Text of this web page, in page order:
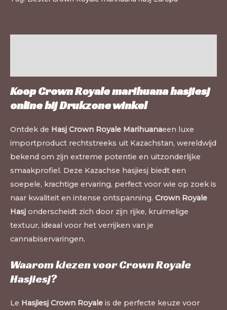
Koop Crown Royale marihuana hasjiesj
online bijDrukzone winkel
Ontdek de Hasj Crown Royale Marihuanaeen luxe
importproduct rechtstreeks uit Kazachstan, wereldwijd
bekend om zijn extreme potentie en uitzonderlijke
smaakprofiel. Deze Kazachse hasjiesj biedt een
soepele, krachtige ervaring, perfect voor wie op zoek is
naar kwaliteit en intense ontspanning. Crown Royale
Hasj onderscheidt zich door zijn rijke, kruimelige
textuur, ideaal voor het verrijken van je
cannabiservaringen.
Waarom kiezen voor Crown Royale
Hasjiesj?
Le Hasjiesj Crown Royale is de perfecte keuze voor